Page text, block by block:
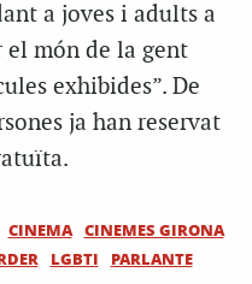
a joves i adults a
el món de la gent
exhibides”. De
ja han reservat
CINEMA CINEMES GIRONA
LGBTI PARLANTE